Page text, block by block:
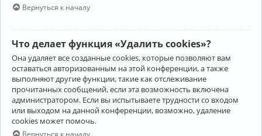
Вернуться к началу
Что делает функция «Удалить cookies»?
Она удаляет все созданные cookies, которые позволяют вам
оставаться авторизованным на этой конференции, а также
выполняют другие функции, такие как отслеживание
прочитанных сообщений, если эта возможность включена
администратором. Если вы испытываете трудности со входом
или выходом на данной конференции, возможно, удаление
cookies может помочь.
Вернуться к началу